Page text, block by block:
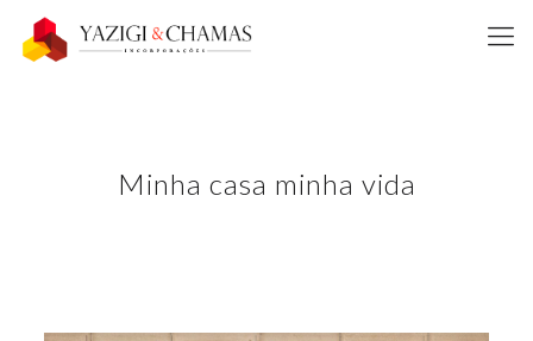
Minha casa minha vida